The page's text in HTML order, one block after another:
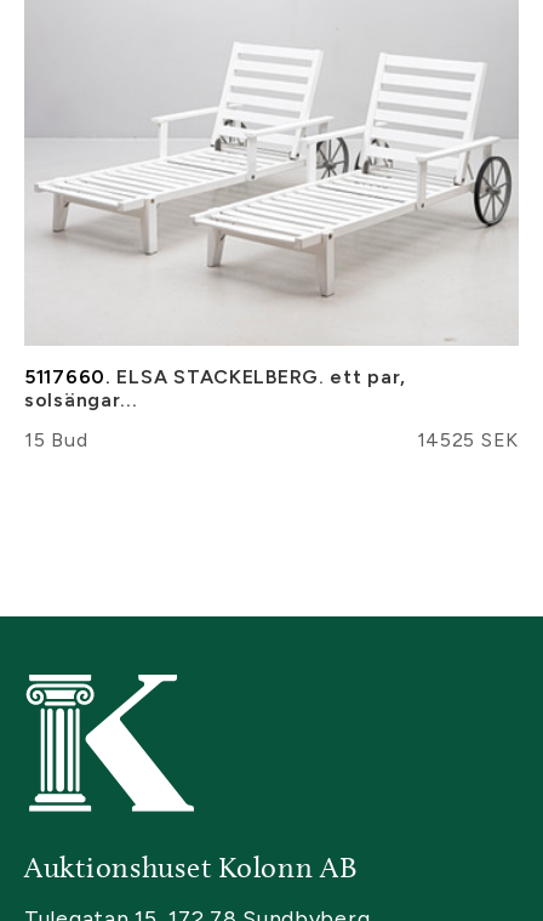
5117660. ELSA STACKELBERG. ett par,
solsängar...
15 Bud
14525 SEK
Auktionshuset Kolonn AB